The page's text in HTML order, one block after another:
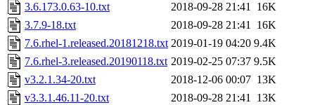
3.6.173.0.63-10.txt
2018-09-28 21:41 16K
3.7.9-18.txt
2018-09-28 21:41 16K
7.6.rhel-1.released.20181218.txt 2019-01-19 04:20 9.4K
7.6.rhel-3.released.20190118.txt 2019-02-25 07:37 9.5K
v3.2.1.34-20.txt
2018-12-06 00:07 13K
v3.3.1.46.11-20.txt
2018-09-28 21:41 13K